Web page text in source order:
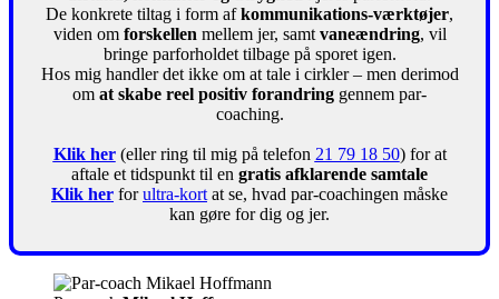
De konkrete tiltag i form afkommunikations-værktøjer,
viden om forskellen mellem jer, samt vaneændring, vil
bringe parforholdet tilbage på sporet igen.
Hos mig handler det ikke om at tale i cirkler – men derimod
om at skabe reel positiv forandring gennem par-
coaching.
Klik her(eller ring til mig på telefon 21 79 18 50) for at
aftale et tidspunkt til en gratis afklarende samtale
Klik her forultra-kort at se, hvad par-coachingen måske
kan gøre for dig og jer.